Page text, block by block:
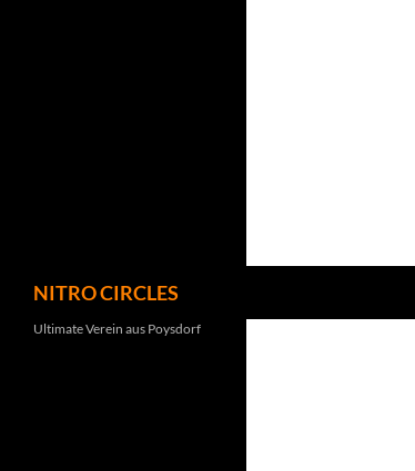
NITRO CIRCLES
Ultimate Verein aus Poysdorf